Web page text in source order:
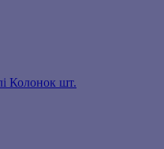
Колонок шт.